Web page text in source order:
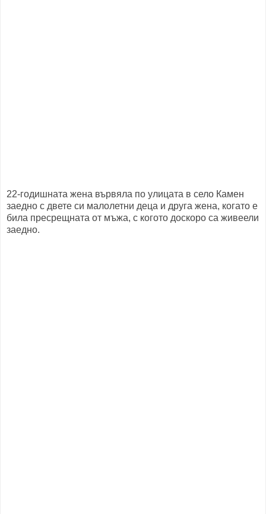
22-годишната жена вървяла по улицата в село Камен
заедно с двете си малолетни деца и друга жена, когато е
била пресрещната от мъжа, с когото доскоро са живеели
заедно.